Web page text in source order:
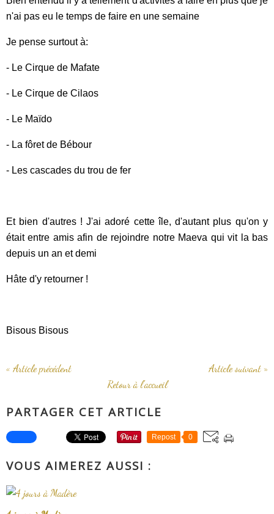
n'ai pas eu le temps de faire en une semaine
Je pense surtout à:
- Le Cirque de Mafate
- Le Cirque de Cilaos
- Le Maïdo
- La fôret de Bébour
- Les cascades du trou de fer
Et bien d'autres ! J'ai adoré cette île, d'autant plus qu'on y
était entre amis afin de rejoindre notre Maeva qui vit la bas
depuis un an et demi
Hâte d'y retourner !
Bisous Bisous
« Article précédent
Article suivant »
Retour à l'accueil
PARTAGER CET ARTICLE
Repost 0
VOUS AIMEREZ AUSSI :